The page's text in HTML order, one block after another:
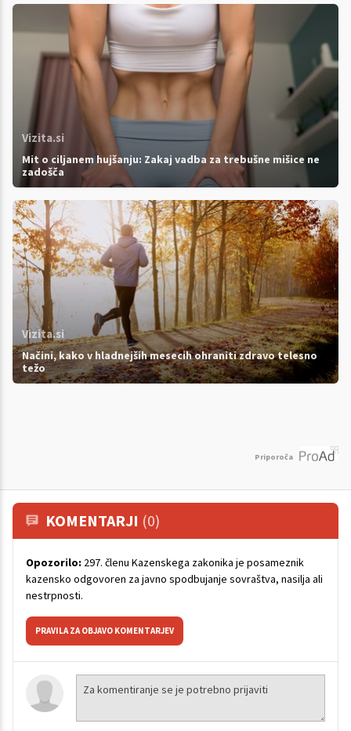
Vizita.si
Mit o ciljanem hujšanju: Zakaj vadba za trebušne mišice ne
zadošča
Vizita.si
Načini, kako v hladnejših mesecih ohraniti zdravo telesno
težo
Priporoča
KOMENTARJI (0)
Opozorilo: 297. členu Kazenskega zakonika je posameznik
kazensko odgovoren za javno spodbujanje sovraštva, nasilja ali
nestrpnosti.
PRAVILA ZA OBJAVO KOMENTARJEV